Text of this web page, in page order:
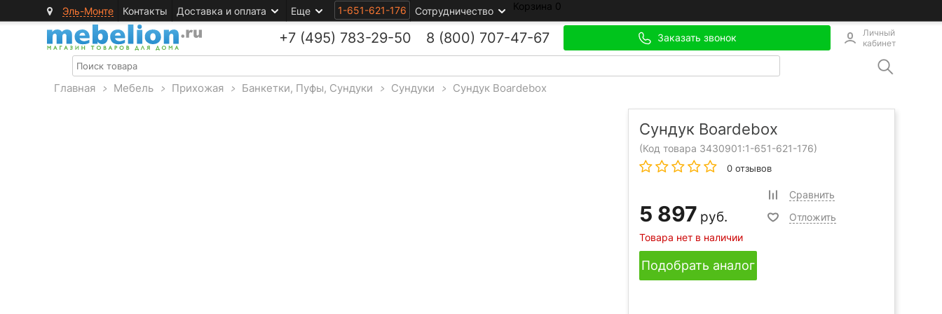
Эль-Монте Контакты Доставка и оплата Еще 1-651-621-176 Сотрудничество Корзина 0
+7 (495) 783-29-50 8 (800) 707-47-67 Заказать звонок
Личный
кабинет
Главная > Мебель > Прихожая > Банкетки, Пуфы, Сундуки > Сундуки > Сундук Boardebox
Сундук Boardebox
(Код товара 3430901:1-651-621-176)
0 отзывов
5 897 руб.
Товара нет в наличии
Сравнить
Отложить
Подобрать аналог